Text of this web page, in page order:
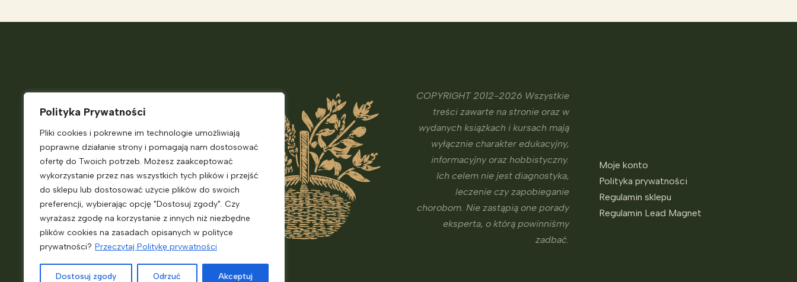
Polityka Prywatności
Pliki cookies i pokrewne im technologie umożliwiają
poprawne działanie strony i pomagają nam dostosować
ofertę do Twoich potrzeb. Możesz zaakceptować
wykorzystanie przez nas wszystkich tych plików i przejść
do sklepu lub dostosować użycie plików do swoich
preferencji, wybierając opcję "Dostosuj zgody". Czy
wyrażasz zgodę na korzystanie z innych niż niezbędne
plików cookies na zasadach opisanych w polityce
prywatności? Przeczytaj Politykę prywatności
Dostosuj zgody Odrzuć Akceptuj
Telefon:
+48 882 187 931
mail: ekokiosk@zielonyzagonek.pl
Pn. – Pt.
Jasienna 46
33-322 Jasienna
NIP: 7343556249
COPYRIGHT 2012-2026 Wszystkie
treści zawarte na stronie oraz w
wydanych książkach i kursach mają
wyłącznie charakter edukacyjny,
informacyjny oraz hobbistyczny.
Ich celem nie jest diagnostyka,
leczenie czy zapobieganie
chorobom. Nie zastąpią one porady
eksperta, o którą powinniśmy
zadbać.
Moje konto
Polityka prywatności
Regulamin sklepu
Regulamin Lead Magnet